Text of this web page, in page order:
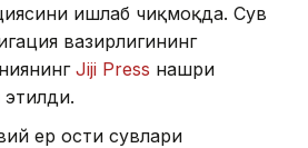
ишлаб чиқмоқда. Сув
вазирлигининг
Jiji Press нашри
ер ости сувлари